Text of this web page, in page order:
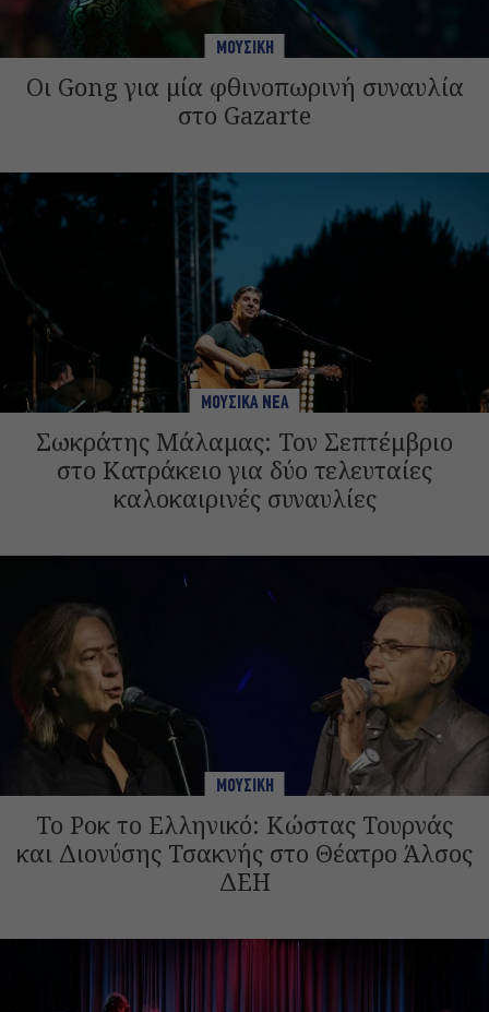
ΜΟΥΣΙΚΗ
Οι Gong για μία φθινοπωρινή συναυλία
στο Gazarte
ΜΟΥΣΙΚΑ ΝΕΑ
Σωκράτης Μάλαμας: Τον Σεπτέμβριο
στο Κατράκειο για δύο τελευταίες
καλοκαιρινές συναυλίες
ΜΟΥΣΙΚΗ
Το Ροκ το Ελληνικό: Κώστας Τουρνάς
και Διονύσης Τσακνής στο Θέατρο Άλσος
ΔΕΗ